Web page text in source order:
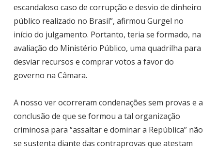
escandaloso caso de corrupção e desvio de dinheiro
público realizado no Brasil”, afirmou Gurgel no
início do julgamento. Portanto, teria se formado, na
avaliação do Ministério Público, uma quadrilha para
desviar recursos e comprar votos a favor do
governo na Câmara.
A nosso ver ocorreram condenações sem provas e a
conclusão de que se formou a tal organização
criminosa para “assaltar e dominar a República” não
se sustenta diante das contraprovas que atestam